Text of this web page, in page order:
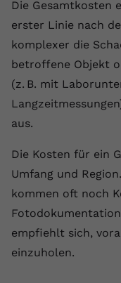
Die Gesamtkosten
erster Linie nach
komplexer die
betroffene Objekt
(z. B. mit
aus.
Die Kosten für ein
Umfang und
kommen oft noch
empfiehlt sich,
einzuholen.